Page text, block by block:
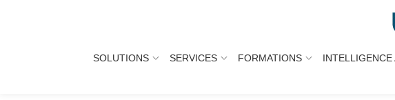
SOLUTIONS SERVICES FORMATIONS